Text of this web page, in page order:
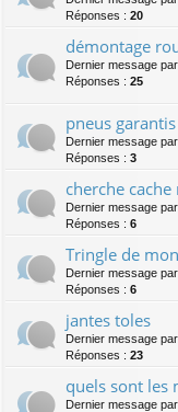
Réponses : 20
démontage
Dernier message par
Réponses : 25
pneus garantis
Dernier message par
Réponses : 3
cherche
Dernier message par
Réponses : 6
Tringle de
Dernier message par
Réponses : 6
jantes toles
Dernier message par
Réponses : 23
quels sont les
Dernier message par